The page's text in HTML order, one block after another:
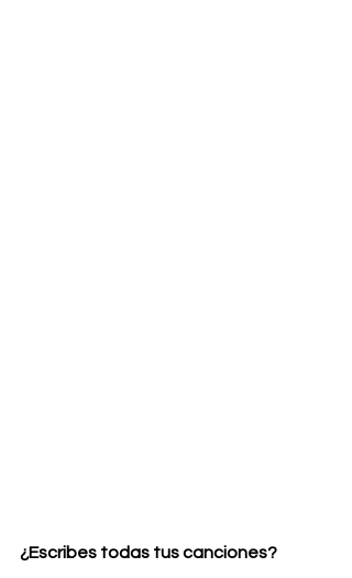
¿Escribes todas tus canciones?